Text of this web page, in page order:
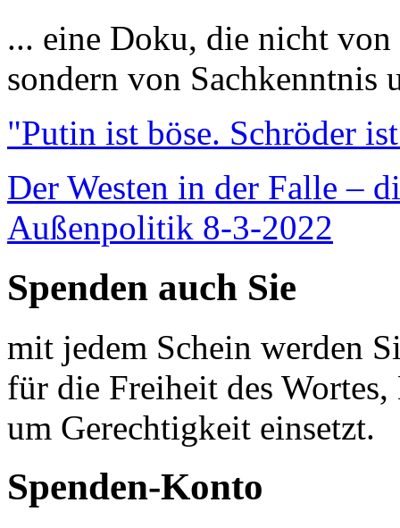
... eine Doku, die nicht
sondern von Sachkenntnis
"Putin ist böse. Schröder
Der Westen in der Falle –
Außenpolitik 8-3-2022
Spenden auch Sie
mit jedem Schein werden
für die Freiheit des
um Gerechtigkeit einsetzt.
Spenden-Konto